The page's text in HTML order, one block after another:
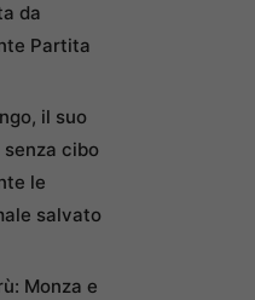
da
Partita
il suo
cibo
le
salvato
Monza e